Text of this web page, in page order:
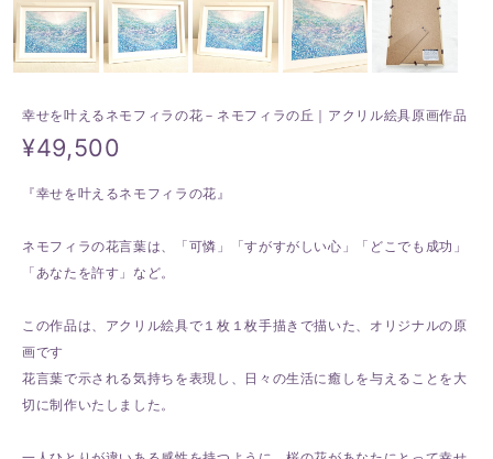
幸せを叶えるネモフィラの花－ネモフィラの丘｜アクリル絵具原画作品
¥49,500
『幸せを叶えるネモフィラの花』
ネモフィラの花言葉は、「可憐」「すがすがしい心」「どこでも成功」
「あなたを許す」など。
この作品は、アクリル絵具で１枚１枚手描きで描いた、オリジナルの原
画です
花言葉で示される気持ちを表現し、日々の生活に癒しを与えることを大
切に制作いたしました。